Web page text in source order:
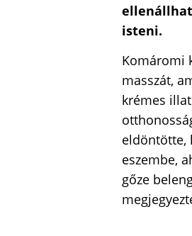
isteni.
Komáromi
masszát,
krémes
eldöntötte,
eszembe,
gőze